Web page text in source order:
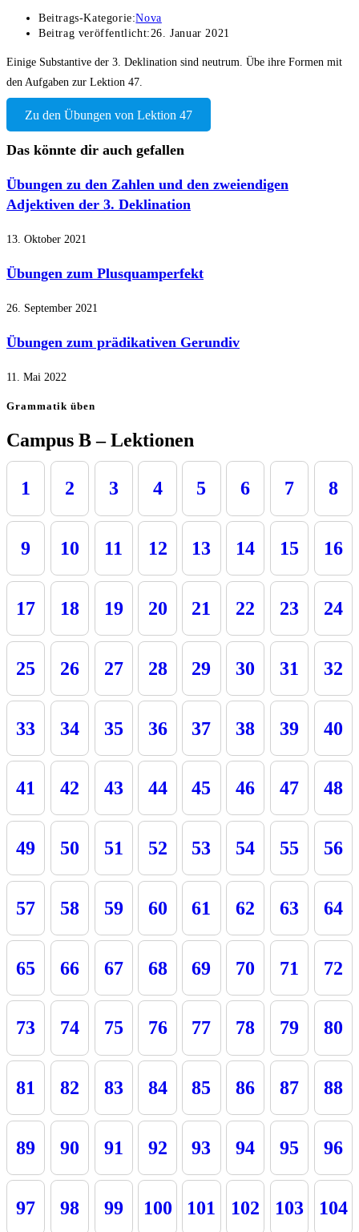
Beitrags-Kategorie:Nova
Beitrag veröffentlicht:26. Januar 2021
Einige Substantive der 3. Deklination sind neutrum. Übe ihre Formen mit
den Aufgaben zur Lektion 47.
Zu den Übungen von Lektion 47
Das könnte dir auch gefallen
Übungen zu den Zahlen und den zweiendigen
Adjektiven der 3. Deklination
13. Oktober 2021
Übungen zum Plusquamperfekt
26. September 2021
Übungen zum prädikativen Gerundiv
11. Mai 2022
Grammatik üben
Campus B – Lektionen
1 2 3 4 5 6 7 8
9 10 11 12 13 14 15 16
17 18 19 20 21 22 23 24
25 26 27 28 29 30 31 32
33 34 35 36 37 38 39 40
41 42 43 44 45 46 47 48
49 50 51 52 53 54 55 56
57 58 59 60 61 62 63 64
65 66 67 68 69 70 71 72
73 74 75 76 77 78 79 80
81 82 83 84 85 86 87 88
89 90 91 92 93 94 95 96
97 98 99 100 101 102 103 104